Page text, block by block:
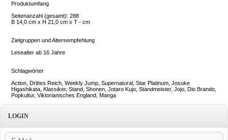
Produktumfang
Seitenanzahl (gesamt): 288
B 14,0 cm x H 21,0 cm x T - cm
Zielgruppen und Altersempfehlung
Lesealter ab 16 Jahre
Schlagwörter
Action, Drittes Reich, Weekly Jump, Supernatural, Star Platinum, Josuke
Higashikata, Klassiker, Stand, Shonen, Jotaro Kujo, Standmeister, Jojo, Dio Brando,
Popkultur, Viktorianisches England, Manga
LOGIN